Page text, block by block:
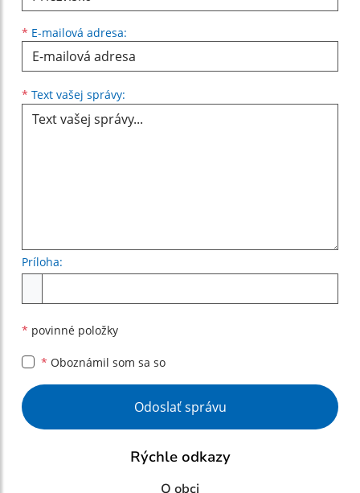
* E-mailová adresa:
* Text vašej správy:
Príloha:
* povinné položky
* Oboznámil som sa so
Google reCaptcha Response
Odoslať správu
Rýchle odkazy
O obci